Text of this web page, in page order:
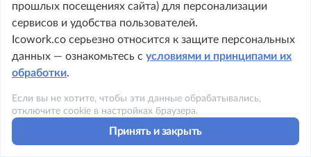
прошлых посещениях сайта) для персонализации
сервисов и удобства пользователей.
Icowork.co серьезно относится к защите персональных
данных — ознакомьтесь с условиями и принципами их
обработки.
Если вы не хотите, чтобы эти данные обрабатывались,
отключите cookie в настройках браузера.
Принять и закрыть
+ 7 495 149-8999
Политика конфиденциальности
Условия использования